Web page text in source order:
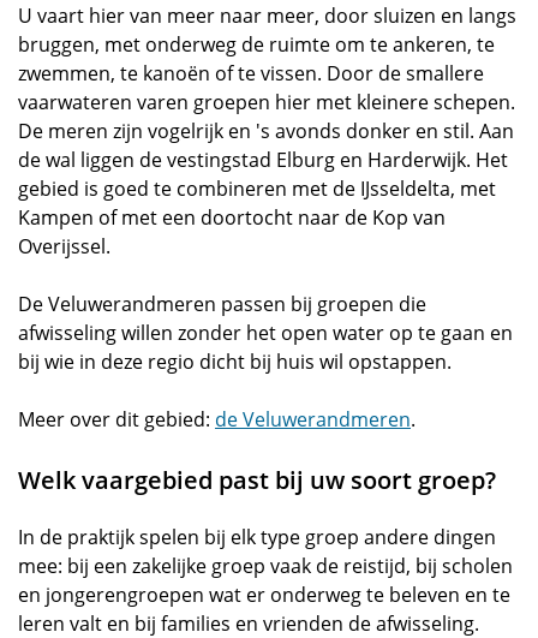
U vaart hier van meer naar meer, door sluizen en langs
bruggen, met onderweg de ruimte om te ankeren, te
zwemmen, te kanoën of te vissen. Door de smallere
vaarwateren varen groepen hier met kleinere schepen.
De meren zijn vogelrijk en 's avonds donker en stil. Aan
de wal liggen de vestingstad Elburg en Harderwijk. Het
gebied is goed te combineren met de IJsseldelta, met
Kampen of met een doortocht naar de Kop van
Overijssel.
De Veluwerandmeren passen bij groepen die
afwisseling willen zonder het open water op te gaan en
bij wie in deze regio dicht bij huis wil opstappen.
Meer over dit gebied: de Veluwerandmeren.
Welk vaargebied past bij uw soort groep?
In de praktijk spelen bij elk type groep andere dingen
mee: bij een zakelijke groep vaak de reistijd, bij scholen
en jongerengroepen wat er onderweg te beleven en te
leren valt en bij families en vrienden de afwisseling.